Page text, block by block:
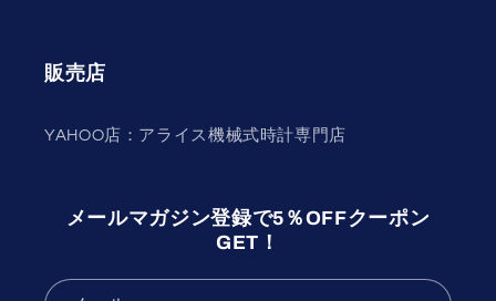
販売店
YAHOO店：アライス機械式時計専門店
メールマガジン登録で5％OFFクーポン
GET！